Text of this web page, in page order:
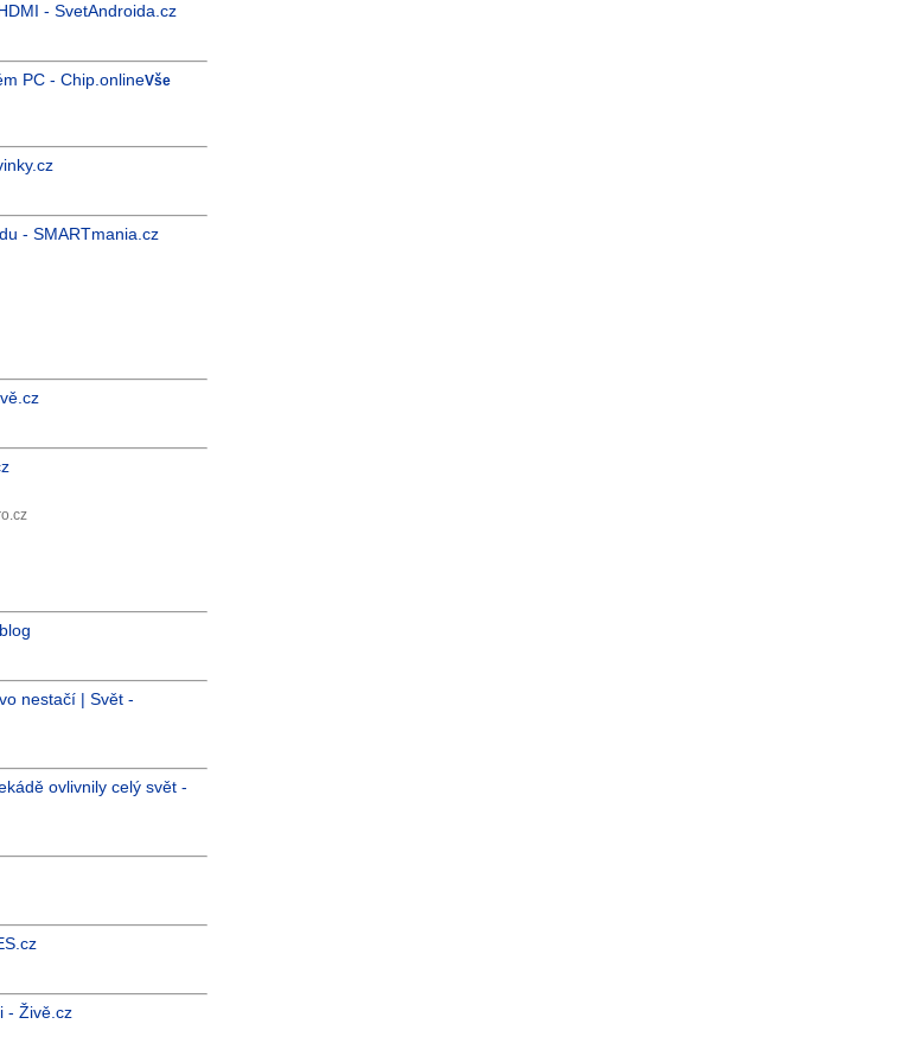
- SvetAndroida.cz
PC - Chip.onlineVše
- SMARTmania.cz
nestačí | Svět -
ovlivnily celý svět -
- Živě.cz